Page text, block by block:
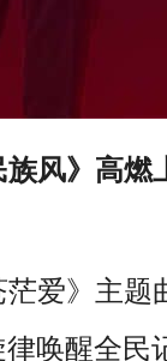
风》高燃
茫爱》 主题
唤醒全民